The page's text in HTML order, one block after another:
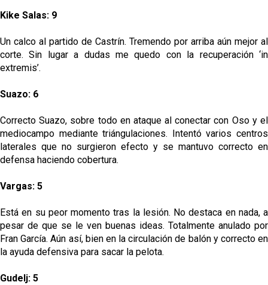
Kike Salas: 9
Un calco al partido de Castrín. Tremendo por arriba aún mejor al
corte. Sin lugar a dudas me quedo con la recuperación ‘in
extremis’.
Suazo: 6
Correcto Suazo, sobre todo en ataque al conectar con Oso y el
mediocampo mediante triángulaciones. Intentó varios centros
laterales que no surgieron efecto y se mantuvo correcto en
defensa haciendo cobertura.
Vargas: 5
Está en su peor momento tras la lesión. No destaca en nada, a
pesar de que se le ven buenas ideas. Totalmente anulado por
Fran García. Aún así, bien en la circulación de balón y correcto en
la ayuda defensiva para sacar la pelota.
Gudelj: 5